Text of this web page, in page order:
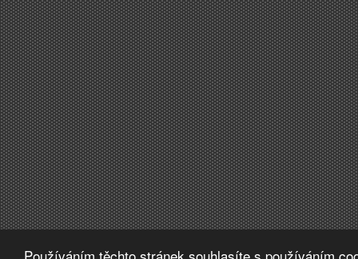
Používáním těchto stránek souhlasíte s používáním